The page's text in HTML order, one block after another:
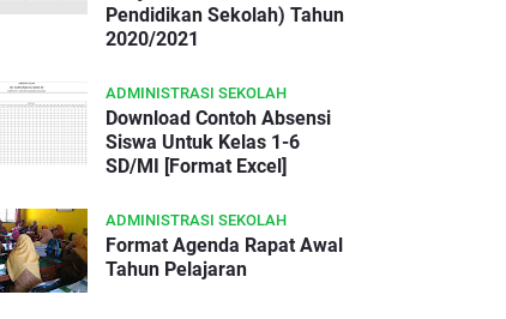
Pendidikan Sekolah) Tahun
2020/2021
ADMINISTRASI SEKOLAH
Download Contoh Absensi
Siswa Untuk Kelas 1-6
SD/MI [Format Excel]
ADMINISTRASI SEKOLAH
Format Agenda Rapat Awal
Tahun Pelajaran